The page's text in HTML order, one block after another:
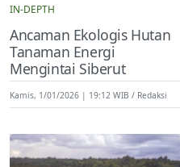
IN-DEPTH
Ancaman Ekologis Hutan
Tanaman Energi
Mengintai Siberut
Kamis, 1/01/2026 | 19:12 WIB Redaksi